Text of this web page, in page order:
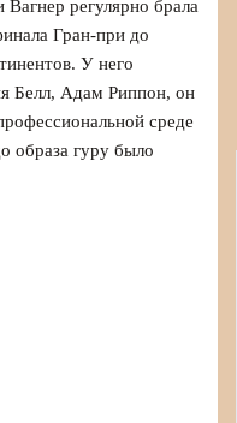
регулярно брала
Гран-при до
У него
Белл, Адам Риппон, он
среде
образа гуру было